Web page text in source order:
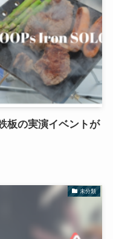
板の実演イベントが
未分類